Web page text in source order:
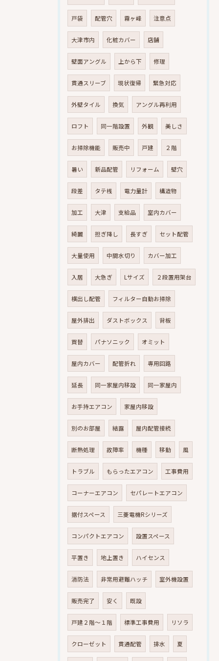
戸袋 配管穴 霧ヶ峰 注意点
大津市内 化粧カバー 店舗
壁面アングル 上から下 修理
貫通スリーブ 現状復帰 緊急対応
外壁タイル 換気 アングル再利用
ロフト 同一階設置 外観 美しさ
お掃除機能 販売中 戸建 ２階
暑い 新品配管 リフォーム 壁穴
段差 タテ桟 電力量計 構造物
加工 大津 支給品 室内カバー
綺麗 担ぎ降し 長すぎ セット配管
大量使用 中間水切り カバー加工
入居 大急ぎ Lサイズ ２段置用架台
横出し配管 フィルター自動お掃除
屋外排出 ダストボックス 背板
買替 パナソニック オミット
屋内カバー 配管折れ 専用回路
延長 同一家屋内移設 同一家屋内
お手持エアコン 家屋内移設
別のお部屋 結露 屋内配管接続
断熱処理 故障率 機種 移動 風
トラブル もらったエアコン 工事費用
コーナーエアコン セパレートエアコン
据付スペース 三菱電機Rシリーズ
コンパクトエアコン 設置スペース
平置き 地上置き ハイセンス
消防法 非常用避難ハッチ 室外機設置
販売完了 安く 既設
戸建２階～１階 標準工事費用 リソラ
クローゼット 貫通配管 排水 夏